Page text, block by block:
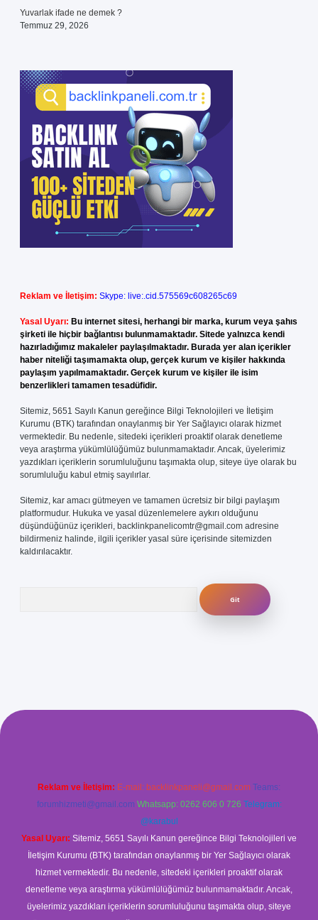
Yuvarlak ifade ne demek ?
Temmuz 29, 2026
Reklam ve İletişim: Skype: live:.cid.575569c608265c69
Yasal Uyarı: Bu internet sitesi, herhangi bir marka, kurum veya şahıs
şirketi ile hiçbir bağlantısı bulunmamaktadır. Sitede yalnızca kendi
hazırladığımız makaleler paylaşılmaktadır. Burada yer alan içerikler
haber niteliği taşımamakta olup, gerçek kurum ve kişiler hakkında
paylaşım yapılmamaktadır. Gerçek kurum ve kişiler ile isim
benzerlikleri tamamen tesadüfidir.
Sitemiz, 5651 Sayılı Kanun gereğince Bilgi Teknolojileri ve İletişim
Kurumu (BTK) tarafından onaylanmış bir Yer Sağlayıcı olarak hizmet
vermektedir. Bu nedenle, sitedeki içerikleri proaktif olarak denetleme
veya araştırma yükümlülüğümüz bulunmamaktadır. Ancak, üyelerimiz
yazdıkları içeriklerin sorumluluğunu taşımakta olup, siteye üye olarak bu
sorumluluğu kabul etmiş sayılırlar.
Sitemiz, kar amacı gütmeyen ve tamamen ücretsiz bir bilgi paylaşım
platformudur. Hukuka ve yasal düzenlemelere aykırı olduğunu
düşündüğünüz içerikleri, backlinkpanelicomtr@gmail.com adresine
bildirmeniz halinde, ilgili içerikler yasal süre içerisinde sitemizden
kaldırılacaktır.
güvenilir mi
Reklam ve İletişim: E-mail: backlinkpaneli@gmail.com Teams:
forumhizmeti@gmail.com Whatsapp: 0262 606 0 726 Telegram:
@karabul
Yasal Uyarı: Sitemiz, 5651 Sayılı Kanun gereğince Bilgi Teknolojileri ve
İletişim Kurumu (BTK) tarafından onaylanmış bir Yer Sağlayıcı olarak
hizmet vermektedir. Bu nedenle, sitedeki içerikleri proaktif olarak
denetleme veya araştırma yükümlülüğümüz bulunmamaktadır. Ancak,
üyelerimiz yazdıkları içeriklerin sorumluluğunu taşımakta olup, siteye